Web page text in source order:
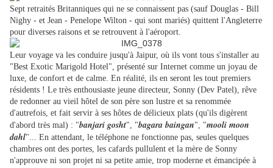
Sept retraités Britanniques qui ne se connaissent pas (sauf Douglas - Bill
Nighy - et Jean - Penelope Wilton - qui sont mariés) quittent l'Angleterre
pour diverses raisons et se retrouvent à l'aéroport.
Leur voyage va les conduire jusqu'à Jaipur, où ils vont tous s'installer au
"Best Exotic Marigold Hotel", présenté sur Internet comme un joyau de
luxe, de confort et de calme. En réalité, ils en seront les tout premiers
résidents ! Le très enthousiaste jeune directeur, Sonny (Dev Patel), rêve
de redonner au vieil hôtel de son père son lustre et sa renommée
d'autrefois, et fait servir à ses hôtes de délicieux plats (qu'ils digèrent
d'abord très mal) : "banjari gosht", "bagara baingan", "mooli moon
dahl"... En attendant, le téléphone ne fonctionne pas, seules quelques
chambres ont des portes, les cafards pullulent et la mère de Sonny
n'approuve ni son projet ni sa petite amie, trop moderne et émancipée à